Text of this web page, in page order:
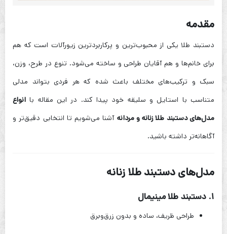
مقدمه
دستبند طلا یکی از محبوب‌ترین و پرکاربردترین زیورآلات است که هم
برای خانم‌ها و هم آقایان طراحی و ساخته می‌شود. تنوع در طرح، وزن،
سبک و ترکیب‌های مختلف باعث شده که هر فردی بتواند مدلی
متناسب با استایل و سلیقه خود پیدا کند. در این مقاله با انواع
مدل‌های دستبند طلا زنانه و مردانه آشنا می‌شویم تا انتخابی دقیق‌تر و
آگاهانه‌تر داشته باشید.
مدل‌های دستبند طلا زنانه
۱. دستبند طلا مینیمال
طراحی ظریف، ساده و بدون زرق‌وبرق